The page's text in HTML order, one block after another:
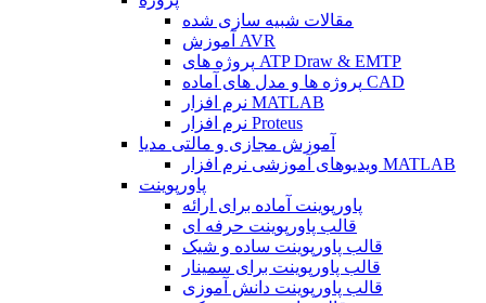
مقالات شبیه سازی شده
آموزش AVR
پروژه های ATP Draw & EMTP
پروژه ها و مدل های آماده CAD
نرم افزار MATLAB
نرم افزار Proteus
آموزش مجازی و مالتی مدیا
ویدیوهای آموزشی نرم افزار MATLAB
پاورپوینت
پاورپوینت آماده برای ارائه
قالب پاورپوینت حرفه ای
قالب پاورپوینت ساده و شیک
قالب پاورپوینت برای سمینار
قالب پاورپوینت دانش آموزی